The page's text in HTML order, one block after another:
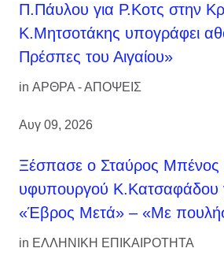
Π.Πάυλου για Ρ.Κοτς στην
Κ.Μητσοτάκης υπογράφει
Πρέσπες του Αιγαίου»
in ΑΡΘΡΑ - ΑΠΟΨΕΙΣ
Αυγ 09, 2026
Ξέσπασε ο Σταύρος Μπένος
υφυπουργού Κ.Κατσαφάδου
«Έβρος Μετά» – «Με
in ΕΛΛΗΝΙΚΗ ΕΠΙΚΑΙΡΟΤΗΤΑ